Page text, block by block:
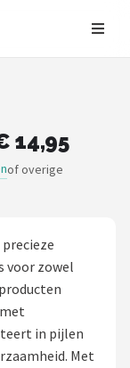
14,95
of overige
voor zowel
in pijlen
Met